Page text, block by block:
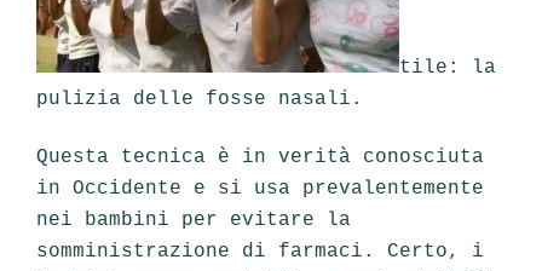
tile: la
pulizia delle fosse nasali.
Questa tecnica è in verità conosciuta
in Occidente e si usa prevalentemente
nei bambini per evitare la
somministrazione di farmaci. Certo, i